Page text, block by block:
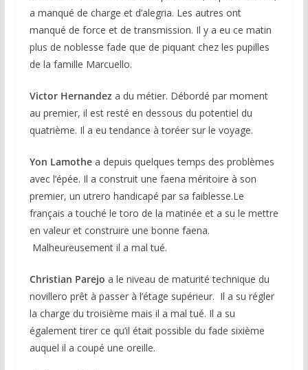
a manqué de charge et d’alegria. Les autres ont
manqué de force et de transmission. Il y a eu ce matin
plus de noblesse fade que de piquant chez les pupilles
de la famille Marcuello.
Victor Hernandeza du métier. Débordé par moment
au premier, il est resté en dessous du potentiel du
quatrième. Il a eu tendance à toréer sur le voyage.
Yon Lamothea depuis quelques temps des problèmes
avec l’épée. Il a construit une faena méritoire à son
premier, un utrero handicapé par sa faiblesse.Le
français a touché le toro de la matinée et a su le mettre
en valeur et construire une bonne faena.
Malheureusement il a mal tué.
Christian Parejo a le niveau de maturité technique du
novillero prêt à passer à l’étage supérieur. Il a su régler
la charge du troisième mais il a mal tué. Il a su
également tirer ce qu’il était possible du fade sixième
auquel il a coupé une oreille.